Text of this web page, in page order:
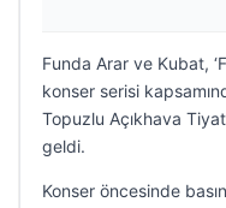
Funda Arar ve Kubat,
konser serisi
Topuzlu Açıkhava
geldi.
Konser öncesinde